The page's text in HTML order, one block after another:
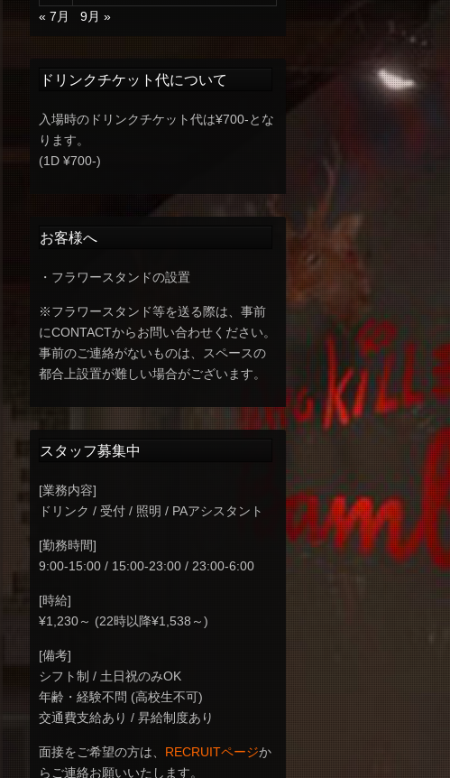
« 7月
9月 »
ドリンクチケット代について
入場時のドリンクチケット代は¥700-とな
ります。
(1D ¥700-)
お客様へ
・フラワースタンドの設置
※フラワースタンド等を送る際は、事前
にCONTACTからお問い合わせください。
事前のご連絡がないものは、スペースの
都合上設置が難しい場合がございます。
スタッフ募集中
[業務内容]
ドリンク / 受付 / 照明 / PAアシスタント
[勤務時間]
9:00-15:00 / 15:00-23:00 / 23:00-6:00
[時給]
¥1,230～ (22時以降¥1,538～)
[備考]
シフト制 / 土日祝のみOK
年齢・経験不問 (高校生不可)
交通費支給あり / 昇給制度あり
面接をご希望の方は、 RECRUITページか
らご連絡お願いいたします。